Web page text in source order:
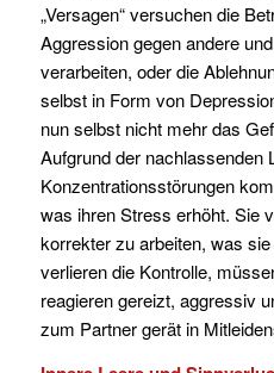
„Versagen“ versuchen die
Aggression gegen andere
verarbeiten, oder die
selbst in Form von
nun selbst nicht mehr das
Aufgrund der nachlassenden
Konzentrationsstörungen
was ihren Stress erhöht. Sie
korrekter zu arbeiten, was
verlieren die Kontrolle,
reagieren gereizt, aggressiv
zum Partner gerät in